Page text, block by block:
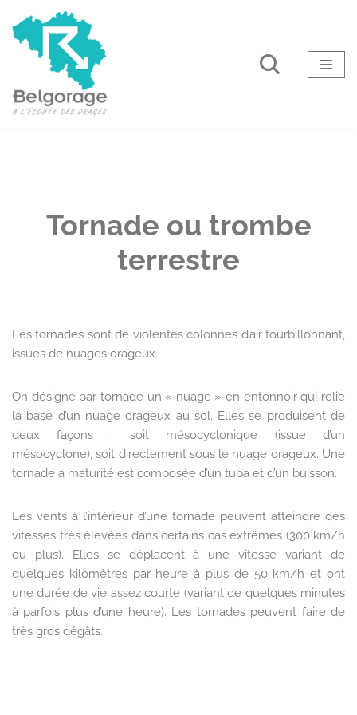
Aller
Tornade ou trombe
terrestre
Les tornades sont de violentes colonnes d’air tourbillonnant,
issues de nuages orageux.
On désigne par tornade un « nuage » en entonnoir qui relie
la base d’un nuage orageux au sol. Elles se produisent de
deux façons : soit mésocyclonique (issue d’un
mésocyclone), soit directement sous le nuage orageux. Une
tornade à maturité est composée d’un tuba et d’un buisson.
Les vents à l’intérieur d’une tornade peuvent atteindre des
vitesses très élevées dans certains cas extrêmes (300 km/h
ou plus). Elles se déplacent à une vitesse variant de
quelques kilomètres par heure à plus de 50 km/h et ont
une durée de vie assez courte (variant de quelques minutes
à parfois plus d’une heure). Les tornades peuvent faire de
très gros dégâts.